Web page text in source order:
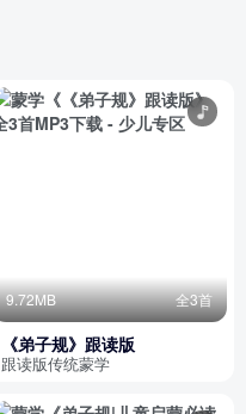
9.72MB 全3首
《弟子规》跟读版
跟读版传统蒙学